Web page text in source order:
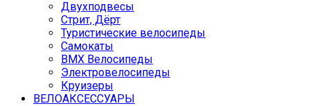
Двухподвесы
Стрит, Дёрт
Туристические велосипеды
Самокаты
BMX Велосипеды
Электровелосипеды
Круизеры
ВЕЛОАКСЕССУАРЫ